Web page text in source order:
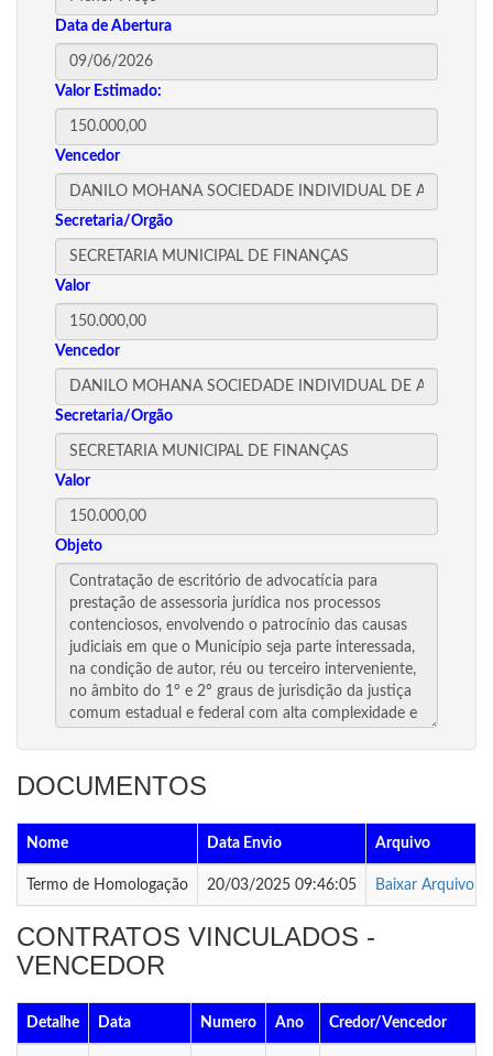
Data de Abertura
Valor Estimado:
Vencedor
Secretaria/Orgão
Valor
Vencedor
Secretaria/Orgão
Valor
Objeto
DOCUMENTOS
Nome Data Envio Arquivo
Termo de Homologação 20/03/2025 09:46:05 Baixar Arquivo
CONTRATOS VINCULADOS -
VENCEDOR
Detalhe Data Numero Ano Credor/Vencedor